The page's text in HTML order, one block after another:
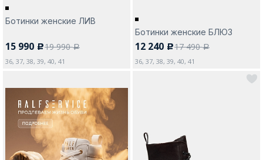
Ботинки женские ЛИВ
15 990 c19 990a
36, 37, 38, 39, 40, 41
Ботинки женские БЛЮЗ
12 240 c17 490a
36, 37, 38, 39, 40, 41